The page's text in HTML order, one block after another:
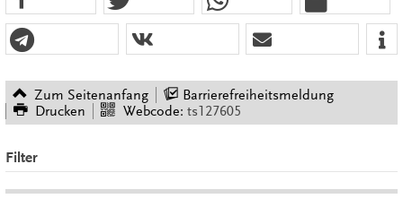
Zum Seitenanfang
Barrierefreiheitsmeldung
Drucken
Webcode: ts127605
Filter